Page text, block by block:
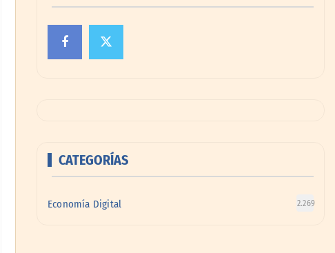
CATEGORÍAS
Economía Digital 2.269